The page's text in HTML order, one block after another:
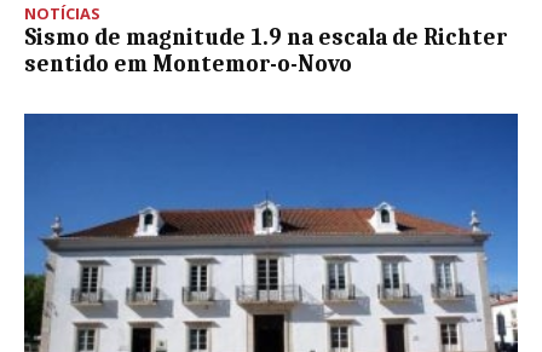
NOTÍCIAS
Sismo de magnitude 1.9 na escala de Richter
sentido em Montemor-o-Novo